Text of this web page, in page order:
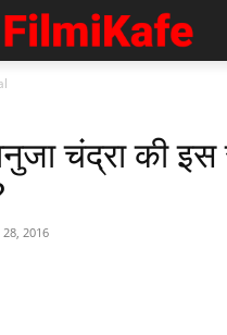
चंद्रा की इस
2016